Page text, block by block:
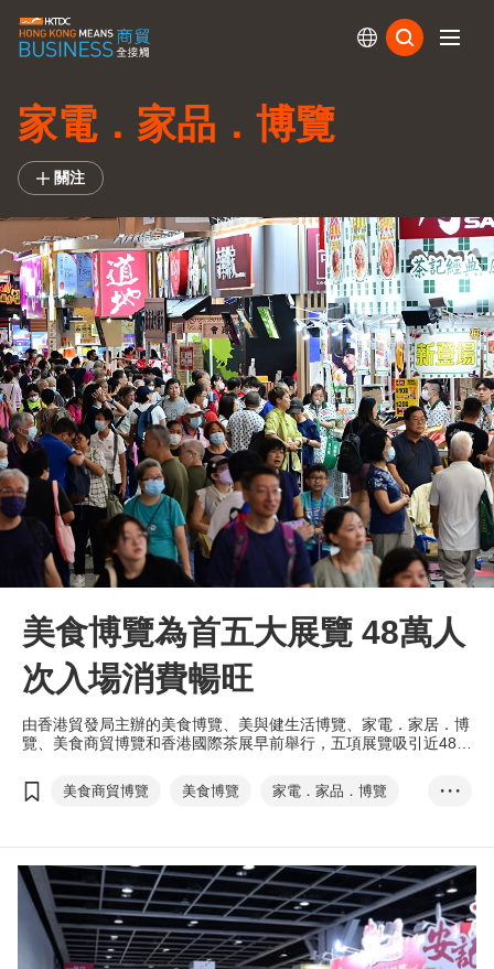
家電．家品．博覽
關注
美食博覽為首五大展覽 48萬人
次入場消費暢旺
由香港貿發局主辦的美食博覽、美與健生活博覽、家電．家居．博
覽、美食商貿博覽和香港國際茶展早前舉行，五項展覽吸引近48萬
美食商貿博覽 美食博覽
家電．家品．博覽
張淑芬
EXHIBITION+ 商對易 掃碼易
• • •